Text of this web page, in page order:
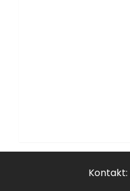
Kontakt: